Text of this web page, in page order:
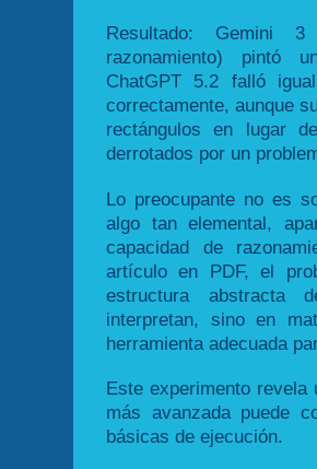
Resultado: Gemini
razonamiento) pintó
ChatGPT 5.2 falló
correctamente, aunque
rectángulos en lugar
derrotados por un
Lo preocupante no es
algo tan elemental,
capacidad de
artículo en PDF, el
estructura abstracta
interpretan, sino en
herramienta adecuada
Este experimento
más avanzada puede
básicas de ejecución.